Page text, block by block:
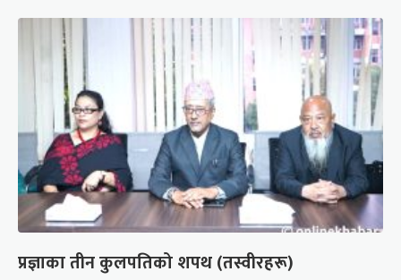
प्रज्ञाका तीन कुलपतिको शपथ (तस्वीरहरू)